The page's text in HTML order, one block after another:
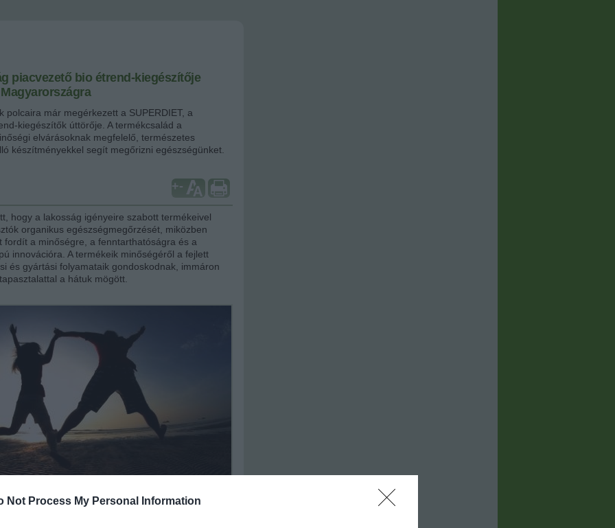
Not Process My Personal Information
piacvezető bio étrend-kiegészítője
polcaira már megérkezett a SUPERDIET, a
kiegészítők úttörője. A termékcsalád a
elvárásoknak megfelelő, természetes
készítményekkel segít megőrizni egészségünket.
+-
hogy a lakosság igényeire szabott termékeivel
organikus egészségmegőrzését, miközben
fordít a minőségre, a fenntarthatóságra és a
innovációra. A termékeik minőségéről a fejlett
és gyártási folyamataik gondoskodnak, immáron
a hátuk mögött.